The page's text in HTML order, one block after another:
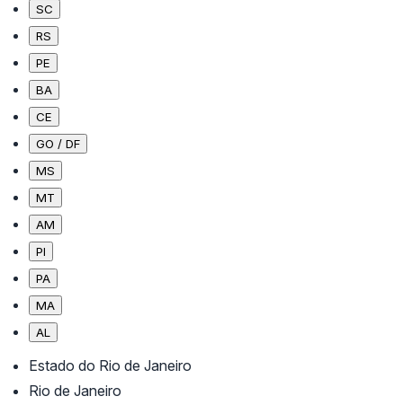
SC
RS
PE
BA
CE
GO / DF
MS
MT
AM
PI
PA
MA
AL
Estado do Rio de Janeiro
Rio de Janeiro